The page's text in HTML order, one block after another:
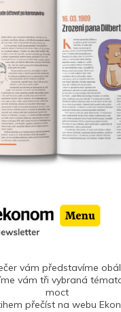
vám představíme
vám tři vybraná
moct
přečíst na webu